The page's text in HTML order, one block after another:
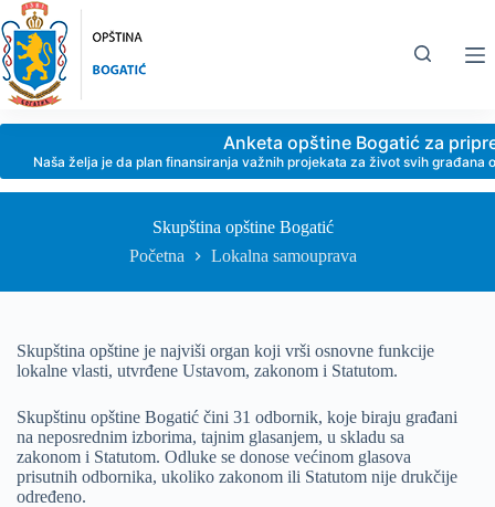
Anketa opštine Bogatić za
Naša želja je da plan finansiranja važnih projekata za život svih
Skupština opštine Bogatić
Početna
Lokalna samouprava
Skupština opštine je najviši organ koji vrši osnovne funkcije
lokalne vlasti, utvrđene Ustavom, zakonom i Statutom.
Skupštinu opštine Bogatić čini 31 odbornik, koje biraju građani
na neposrednim izborima, tajnim glasanjem, u skladu sa
zakonom i Statutom. Odluke se donose većinom glasova
prisutnih odbornika, ukoliko zakonom ili Statutom nije drukčije
određeno.